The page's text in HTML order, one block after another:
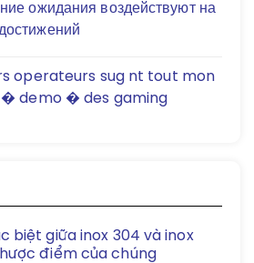
ожидания воздействуют на
operateurs sug nt tout mon
demo � des gaming
biệt giữa inox 304 và inox
điểm của chúng